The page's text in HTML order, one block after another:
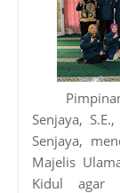
Senjaya,
Senjaya,
Majelis
Kidul agar